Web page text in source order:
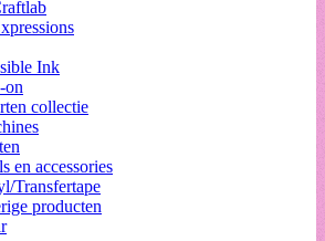
Ink
on
collectie
en accessories
Transfertape
producten